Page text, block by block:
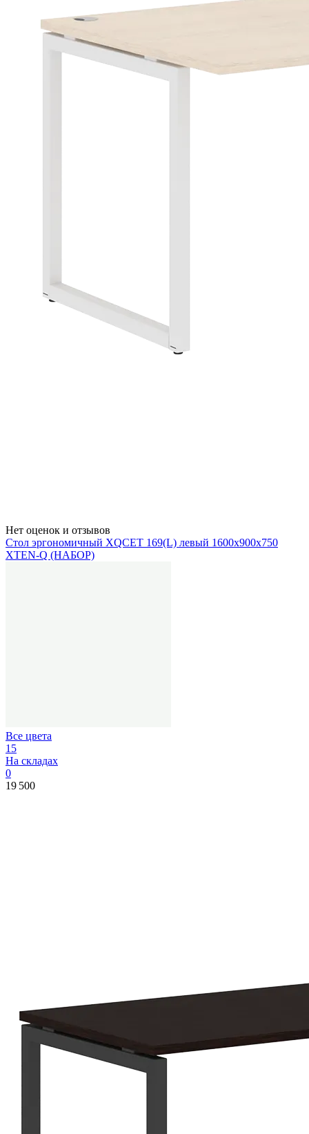
Нет оценок и отзывов
Стол эргономичный XQCET 169(L) левый 1600х900х750
XTEN-Q (НАБОР)
Все цвета
15
На складах
0
19 500